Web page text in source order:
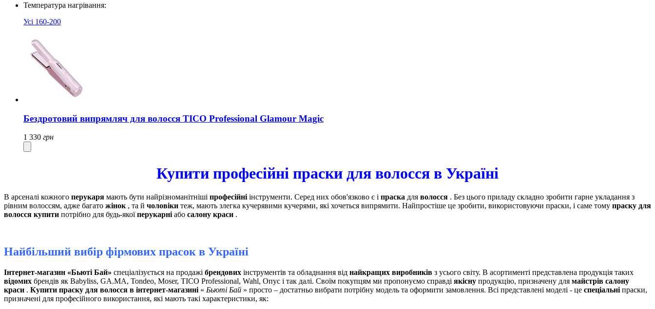
Температура нагрівання:
Усі 160-200
Бездротовий випрямляч для волосся TICO Professional Glamour Magic
1 330 грн
Купити професійні праски для волосся в Україні
В арсеналі кожного перукаря мають бути найрізноманітніші професійні інструменти. Серед них обов'язково є і праска для волосся . Без цього приладу складно зробити гарне укладання з
рівним волоссям, адже багато жінок , та й чоловіки теж, мають злегка кучерявими кучерями, які хочеться випрямити. Найпростіше це зробити, використовуючи праски, і саме тому праску для
волосся купити потрібно для будь-якоїперукарні або салону краси .
Найбільший вибір фірмових прасок в Україні
Інтернет-магазин «Бьюті Бай» спеціалізується на продажі брендових інструментів та обладнання від найкращих виробників з усього світу. В асортименті представлена ​​продукція таких
відомих брендів як Babyliss, GA.MA, Tondeo, Moser, TICO Professional, Wahl, Опус і так далі. Своїм покупцям ми пропонуємо справді якісну продукцію, призначену для майстрів салону
краси . Купити праску для волосся в інтернет-магазині « Бьюті Бай » просто – достатньо вибрати потрібну модель та оформити замовлення. Всі представлені моделі - це спеціальні праски,
призначені для професійного використання, які мають такі характеристики, як: